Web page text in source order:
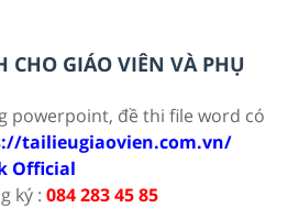
CHO GIÁO VIÊN VÀ PHỤ
powerpoint, đề thi file word có
tailieugiaovien.com.vn/
Official
ký : 084 283 45 85